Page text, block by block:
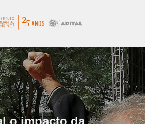
o impacto da